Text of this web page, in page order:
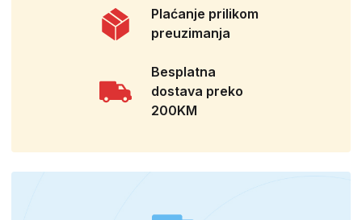
Plaćanje prilikom
preuzimanja
Besplatna
dostava preko
200KM